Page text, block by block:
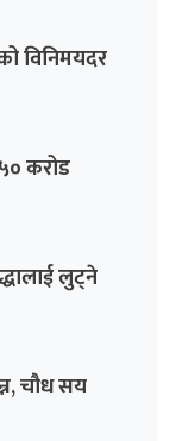
विनिमयदर
करोड
लुट्ने
चौध सय